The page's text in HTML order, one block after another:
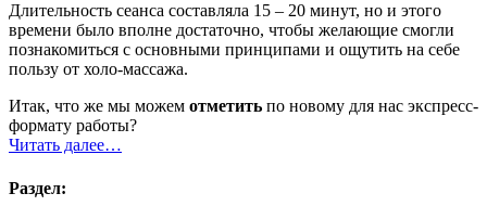
Длительность сеанса составляла 15 – 20 минут, но и этого
времени было вполне достаточно, чтобы желающие смогли
познакомиться с основными принципами и ощутить на себе
пользу от холо-массажа.
Итак, что же мы можем отметить по новому для нас экспресс-
формату работы?
Читать далее…
Раздел: